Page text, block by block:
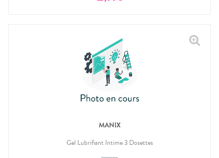
MANIX
Gel Lubrifiant Intime 3 Dosettes